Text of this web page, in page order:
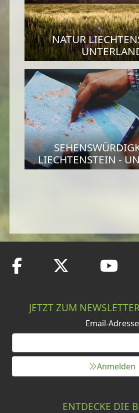
NATUR
LIECHTENSTEIN -
JETZT ZUM
Email-Adresse
Anmelden
ENTDECKE DIE